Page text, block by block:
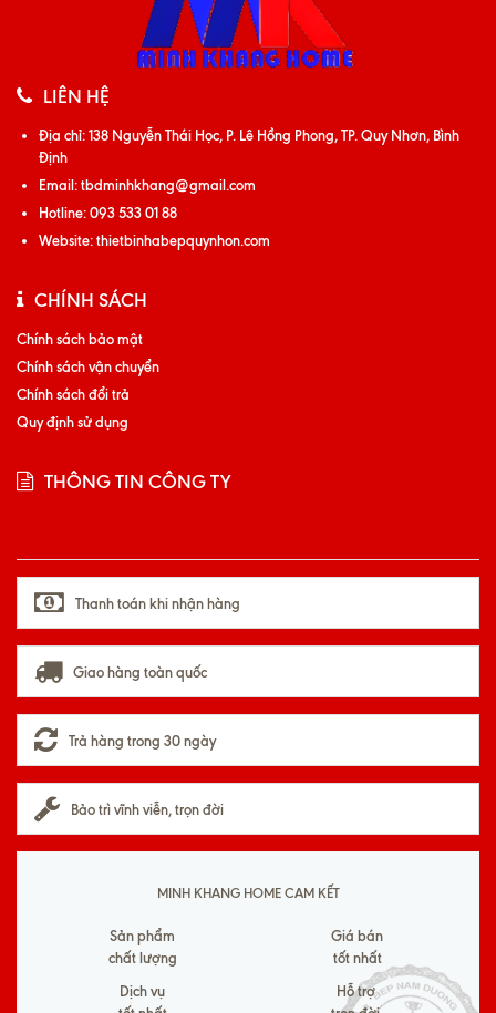
LIÊN HỆ
Địa chỉ:138 Nguyễn Thái Học, P. Lê Hồng Phong, TP. Quy Nhơn, Bình
Định
Email:tbdminhkhang@gmail.com
Hotline:093 533 01 88
Website:thietbinhabepquynhon.com
CHÍNH SÁCH
Chính sách bảo mật
Chính sách vận chuyển
Chính sách đổi trả
Quy định sử dụng
THÔNG TIN CÔNG TY
Thanh toán khi nhận hàng
Giao hàng toàn quốc
Trả hàng trong 30 ngày
Bảo trì vĩnh viễn, trọn đời
MINH KHANG HOME CAM KẾT
Sản phẩm
chất lượng
Giá bán
tốt nhất
Dịch vụ
Hỗ trợ